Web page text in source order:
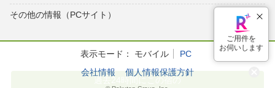
その他の情報（PCサイト）
表示モード： モバイル
PC
会社情報
個人情報保護方針